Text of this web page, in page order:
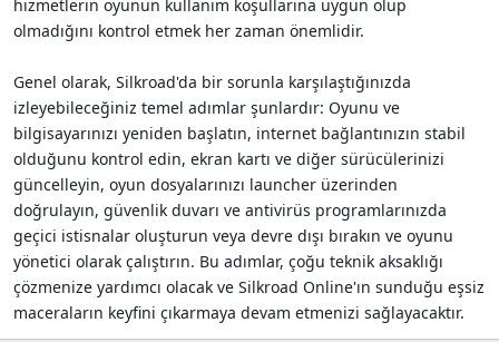
hizmetlerin oyunun kullanım koşullarına uygun olup
olmadığını kontrol etmek her zaman önemlidir.
Genel olarak, Silkroad'da bir sorunla karşılaştığınızda
izleyebileceğiniz temel adımlar şunlardır: Oyunu ve
bilgisayarınızı yeniden başlatın, internet bağlantınızın stabil
olduğunu kontrol edin, ekran kartı ve diğer sürücülerinizi
güncelleyin, oyun dosyalarınızı launcher üzerinden
doğrulayın, güvenlik duvarı ve antivirüs programlarınızda
geçici istisnalar oluşturun veya devre dışı bırakın ve oyunu
yönetici olarak çalıştırın. Bu adımlar, çoğu teknik aksaklığı
çözmenize yardımcı olacak ve Silkroad Online'ın sunduğu eşsiz
maceraların keyfini çıkarmaya devam etmenizi sağlayacaktır.